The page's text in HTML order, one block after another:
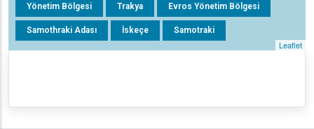
Yönetim Bölgesi Trakya Evros Yönetim Bölgesi
Samothraki Adası İskeçe Samotraki
Leaflet